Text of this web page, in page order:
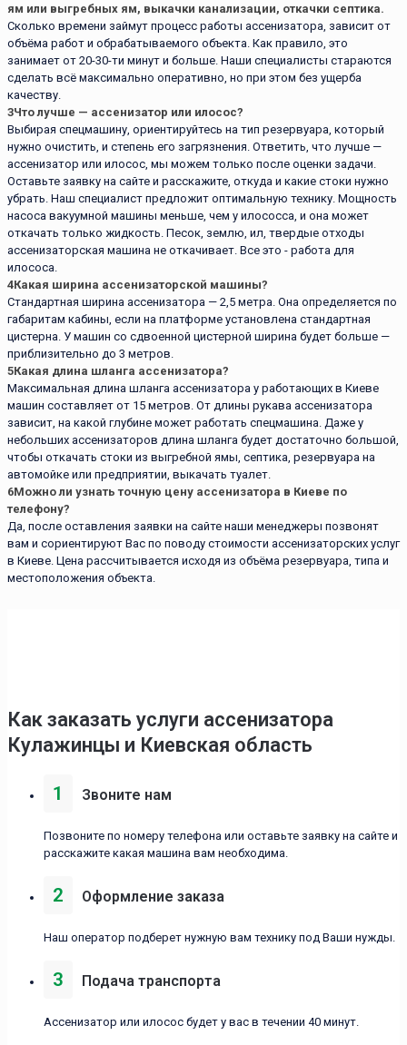
ям или выгребных ям, выкачки канализации, откачки септика.
Сколько времени займут процесс работы ассенизатора, зависит от
объёма работ и обрабатываемого объекта. Как правило, это
занимает от 20-30-ти минут и больше. Наши специалисты стараются
сделать всё максимально оперативно, но при этом без ущерба
качеству.
3Что лучше — ассенизатор или илосос?
Выбирая спецмашину, ориентируйтесь на тип резервуара, который
нужно очистить, и степень его загрязнения. Ответить, что лучше —
ассенизатор или илосос, мы можем только после оценки задачи.
Оставьте заявку на сайте и расскажите, откуда и какие стоки нужно
убрать. Наш специалист предложит оптимальную технику. Мощность
насоса вакуумной машины меньше, чем у илососса, и она может
откачать только жидкость. Песок, землю, ил, твердые отходы
ассенизаторская машина не откачивает. Все это - работа для
илососа.
4Какая ширина ассенизаторской машины?
Стандартная ширина ассенизатора — 2,5 метра. Она определяется по
габаритам кабины, если на платформе установлена стандартная
цистерна. У машин со сдвоенной цистерной ширина будет больше —
приблизительно до 3 метров.
5Какая длина шланга ассенизатора?
Максимальная длина шланга ассенизатора у работающих в Киеве
машин составляет от 15 метров. От длины рукава ассенизатора
зависит, на какой глубине может работать спецмашина. Даже у
небольших ассенизаторов длина шланга будет достаточно большой,
чтобы откачать стоки из выгребной ямы, септика, резервуара на
автомойке или предприятии, выкачать туалет.
6Можно ли узнать точную цену ассенизатора в Киеве по
телефону?
Да, после оставления заявки на сайте наши менеджеры позвонят
вам и сориентируют Вас по поводу стоимости ассенизаторских услуг
в Киеве. Цена рассчитывается исходя из объёма резервуара, типа и
местоположения объекта.
Как заказать услуги ассенизаторa
Кулажинцы и Киевская область
1 Звоните нам
Позвоните по номеру телефона или оставьте заявку на сайте и
расскажите какая машина вам необходима.
2 Оформление заказа
Наш оператор подберет нужную вам технику под Ваши нужды.
3 Подача транспорта
Ассенизатор или илосос будет у вас в течении 40 минут.